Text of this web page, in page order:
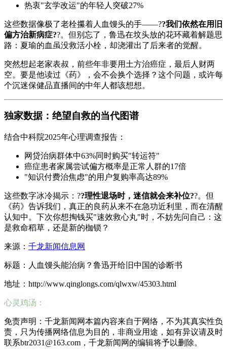
热衷"玄学改运"的年轻人突破27%
这些数据像极了老栓攥着人血馒头的手——??我们依然在用旧
偏方治新病症??。但别忘了，鲁迅在坟头放的花环藏着解题思
路：夏瑜的血虽没救活小栓，却浇灌出了后来者的觉醒。
突然想起老家表叔，前些年非要用土方治癌症，最后人财两
空。要是他读过《药》，会不会换个选择？这个问题，或许每
个沉迷保健品直播间的中年人都该想想。
独家数据：绝望自救的当代图谱
结合中科院2025年心理调查报告：
网贷治病群体中63%同时购买"转运符"
癌症患者家属尝试偏方概率是正常人群的17倍
"知识付费治焦虑"的用户复购率高达89%
这些数字冰冷揭示：??理性退场时，迷信就会来补位??。但
《药》告诉我们，真正的良药从来不在急功近利里，而在清醒
认知中。下次你想掏钱买"速效救心丸"时，不妨先问自己：这
是救命稻草，还是新的枷锁？
来源： 千龙新闻信息网
标题：人血馒头能治病？鲁迅开给旧中国的诊断书
地址：http://www.qinglongs.com/qlwxw/45303.html
心灵鸡汤：
免责声明：千龙新闻网本篇内容来自于网络，不为其真实性负
责，只为传播网络信息为目的，非商业用途，如有异议请及时
联系btr2031@163.com，千龙新闻网的编辑将予以删除。